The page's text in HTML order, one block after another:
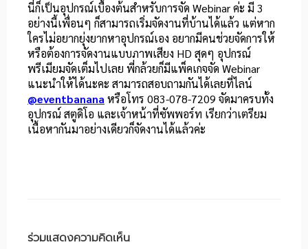
นี่ก็เป็นอุปกรณ์เบื้องต้นสำหรับการจัด Webinar ค่ะ มี 3
อย่างนี้เพื่อนๆ ก็สามารถเริ่มจัดงานที่บ้านได้แล้ว แต่หาก
ใครไม่อยากยุ่งยากหาอุปกรณ์เอง อยากมีคนช่วยจัดการให้
หรือต้องการจัดงานแบบภาพเสียง HD สุดๆ อุปกรณ์
พรีเมียมจัดเต็มไปเลย พี่กล้วยก็มีแพ็คเกจจัด Webinar
แนะนำให้ได้นะคะ สามารถสอบถามกันได้เลยที่ไลน์
@eventbananaหรือโทร 083-078-7209 จัดมาครบทั้ง
อุปกรณ์ สตูดิโอ และเจ้าหน้าที่ซัพพอร์ท เรียกว่าเตรียม
เนื้อหากันมาอย่างเดียวก็จัดงานได้แล้วค่ะ
ร่วมแสดงความคิดเห็น